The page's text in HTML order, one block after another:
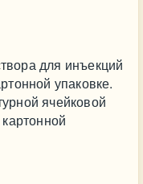
для инъекций
упаковке.
ячейковой